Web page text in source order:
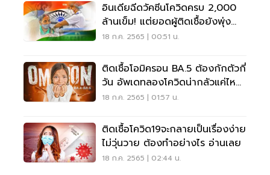
อินเดียฉีดวัคซีนโควิดครบ 2,000
ล้านเข็ม! แต่ยอดผู้ติดเชื้อยังพุ่ง
นิวไฮ
18 ก.ค. 2565 | 00:51 น.
ติดเชื้อโอมิครอน BA.5 ต้องกักตัวกี่
วัน อัพเดทลองโควิดน่ากลัวแค่ไหน
อ่านเลย
18 ก.ค. 2565 | 01:57 น.
ติดเชื้อโควิด19จะกลายเป็นเรื่องง่าย
ไม่วุ่นวาย ต้องทำอย่างไร อ่านเลย
18 ก.ค. 2565 | 02:44 น.